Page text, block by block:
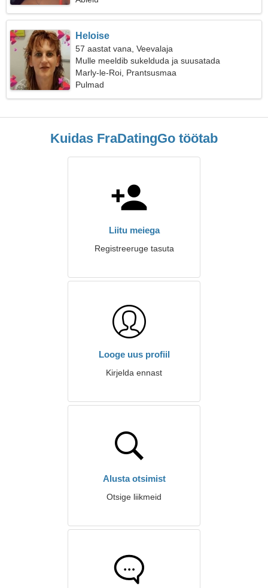
Heloise
57 aastat vana, Veevalaja
Mulle meeldib sukelduda ja suusatada
Marly-le-Roi, Prantsusmaa
Pulmad
Kuidas FraDatingGo töötab
Liitu meiega
Registreeruge tasuta
Looge uus profiil
Kirjelda ennast
Alusta otsimist
Otsige liikmeid